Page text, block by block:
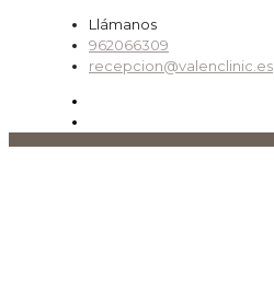
Llámanos
962066309
recepcion@valenclinic.es